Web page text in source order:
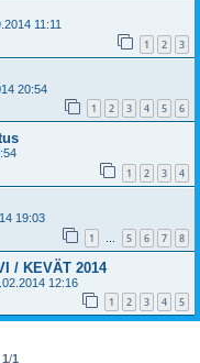
11:11
1 2 3
20:54
1 2 3 4 5 6
1 2 3 4
19:03
1 … 5 6 7 8
/ KEVÄT 2014
12:16
1 2 3 4 5
1/1